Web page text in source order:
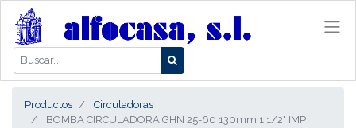
Productos
Circuladoras
BOMBA CIRCULADORA GHN 25-60 130mm 1,1/2" IMP